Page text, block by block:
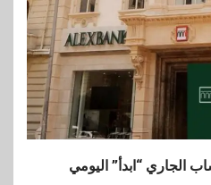
الجاري “ابدأ” اليومي